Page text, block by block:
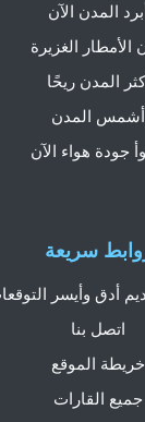
سريعة
أدق وأيسر
اتصل بنا
خريطة الموقع
جميع القارات
المدن الآن
الأمطار الغزيرة
المدن ريحًا
أشمس المدن
جودة هواء الآن